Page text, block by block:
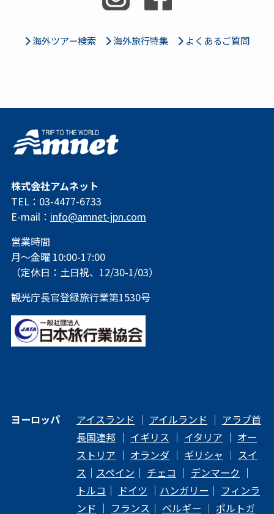
海外ツアー検索 海外旅行特集 よくあるご質問
株式会社アムネット
TEL：03-4477-6733
E-mail： info@amnet-jpn.com
営業時間
月～金曜 10:00-17:00
（定休日：土日祝、12/30-1/03）
観光庁長官登録旅行業第1530号
ヨーロッパ アイスランド ｜ アイルランド ｜ アラブ首
長国連邦｜ イギリス ｜ イタリア ｜ オー
ストリア ｜ オランダ｜ ギリシャ ｜ スイ
ス ｜ スペイン ｜ チェコ ｜ デンマーク ｜
トルコ ｜ ドイツ ｜ ハンガリー ｜ フィンラ
ンド ｜ フランス ｜ ベルギー ｜ ポルトガ